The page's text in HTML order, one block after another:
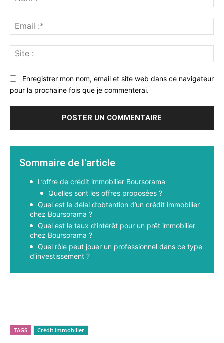
:*
:*
:
Enregistrer mon nom, email et site web dans ce navigateur
pour la prochaine fois que je commenterai.
Sommaire de l'article
L’offre de crédit immobilier Boursorama
Quelles sont les offres proposées ?
Quel est le délai d’obtention d’un crédit immobilier
chez Boursorama ?
Quel est le taux d’intérêt pour un prêt immobilier
chez Boursorama ?
Quel rôle peut jouer un professionnel dans ce type
d’investissement ?
TAGS Crédit immobilier